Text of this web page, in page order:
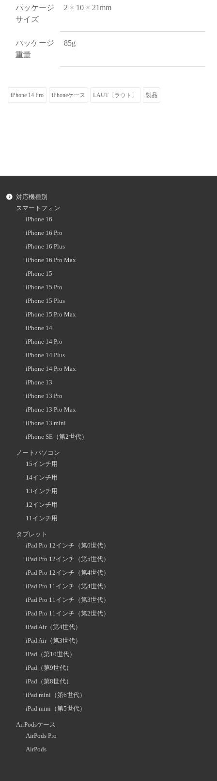
パッケージ
サイズ
2 × 10 × 21mm
パッケージ
重量
85g
iPhone 14 Pro iPhoneケース LAUT〔ラウト〕 製品
対応機種別
スマートフォン
iPhone 16
iPhone 16 Pro
iPhone 16 Plus
iPhone 16 Pro Max
iPhone 15
iPhone 15 Pro
iPhone 15 Plus
iPhone 15 Pro Max
iPhone 14
iPhone 14 Pro
iPhone 14 Plus
iPhone 14 Pro Max
iPhone 13
iPhone 13 Pro
iPhone 13 Pro Max
iPhone 13 mini
iPhone SE（第2世代）
ノートパソコン
15インチ用
14インチ用
13インチ用
12インチ用
11インチ用
タブレット
iPad Pro 12インチ（第6世代）
iPad Pro 12インチ（第5世代）
iPad Pro 12インチ（第4世代）
iPad Pro 11インチ（第4世代）
iPad Pro 11インチ（第3世代）
iPad Pro 11インチ（第2世代）
iPad Air（第4世代）
iPad Air（第3世代）
iPad（第10世代）
iPad（第9世代）
iPad（第8世代）
iPad mini（第6世代）
iPad mini（第5世代）
AirPodsケース
AirPods Pro
AirPods